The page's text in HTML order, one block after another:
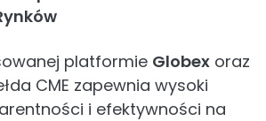
platformie Globex oraz
CME zapewnia wysoki
i efektywności na